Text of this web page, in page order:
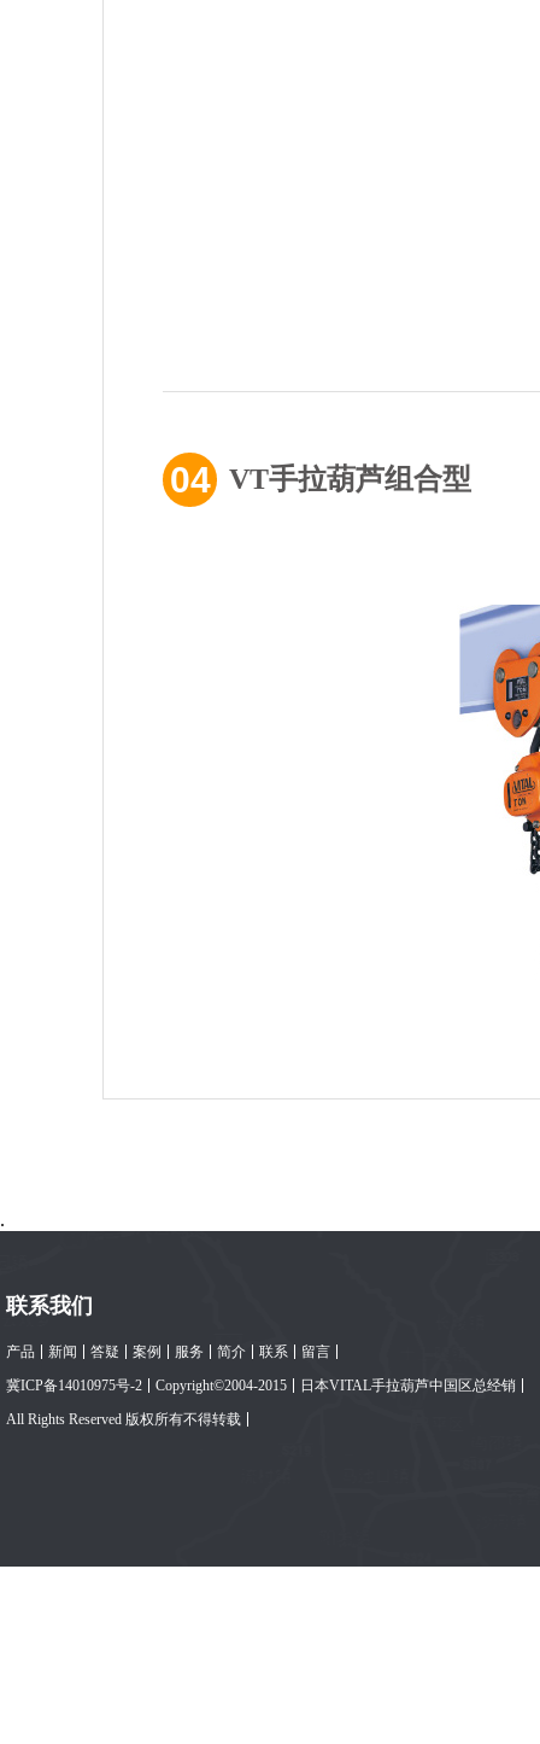
VT手拉葫芦组合型
04
.
联系我们
产品 新闻 答疑 案例 服务 简介 联系
留言
冀ICP备14010975号-2
Copyright©2004-2015
日本VITAL手拉葫芦中国区总经销
All Rights Reserved 版权所有不得转载